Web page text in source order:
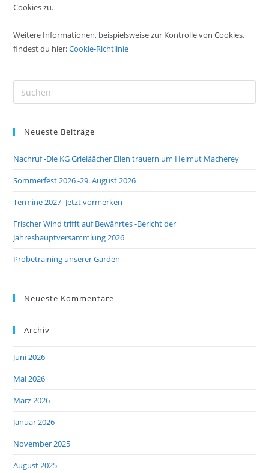
Cookies zu.
Weitere Informationen, beispielsweise zur Kontrolle von Cookies,
findest du hier:Cookie-Richtlinie
Neueste Beiträge
Nachruf -Die KG Grieläächer Ellen trauern um Helmut Macherey
Sommerfest 2026 -29. August 2026
Termine 2027 -Jetzt vormerken
Frischer Wind trifft auf Bewährtes -Bericht der
Jahreshauptversammlung 2026
Probetraining unserer Garden
Neueste Kommentare
Archiv
Juni 2026
Mai 2026
März 2026
Januar 2026
November 2025
August 2025